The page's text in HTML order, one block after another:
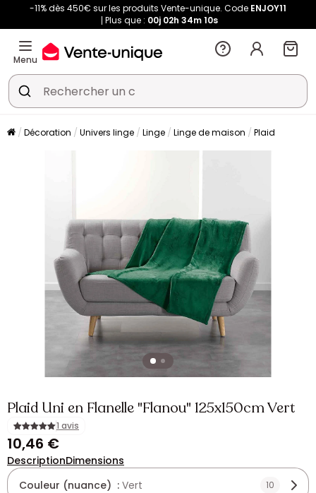
-11% dès 450€ sur les produits Vente-unique. Code ENJOY11
Plus que : 00j 02h 34m 09s
Menu
Décoration Univers linge Linge Linge de maison Plaid
Plaid Uni en Flanelle "Flanou" 125x150cm Vert
1 avis
10,46 €
DescriptionDimensions
Couleur (nuance) : Vert 10